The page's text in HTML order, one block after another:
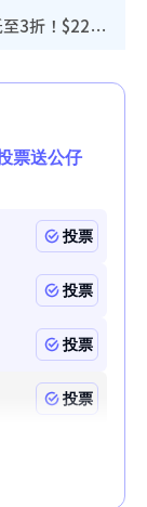
廚具開倉｜特福Tefal廚具/家電開倉低至3折！$220起買平底鍋/炒鑊/湯煲！電飯煲/吸塵機/燙斗$418起